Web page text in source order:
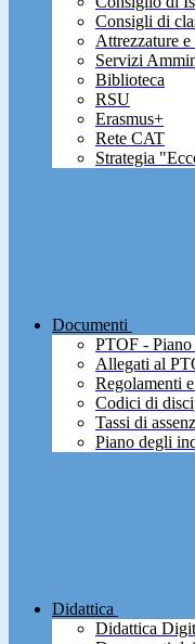
Consigli di
Attrezzature
Servizi
Biblioteca
RSU
Erasmus+
Rete CAT
Strategia
Documenti
PTOF -
Allegati al
Regolamenti
Codici di
Tassi di
Piano degli
Didattica
Didattica